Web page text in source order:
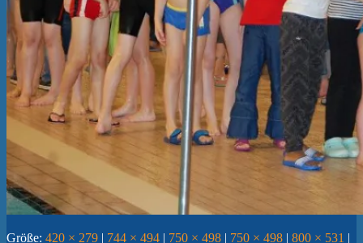
Größe: 420 × 279 | 744 × 494 | 750 × 498 | 750 × 498 | 800 × 531 |